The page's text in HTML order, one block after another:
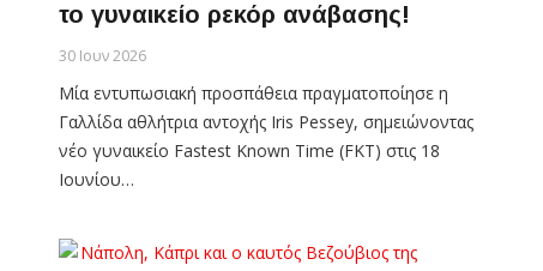
το γυναικείο ρεκόρ ανάβασης!
30 Ιουν 2026
Μία εντυπωσιακή προσπάθεια πραγματοποίησε η
Γαλλίδα αθλήτρια αντοχής Iris Pessey, σημειώνοντας
νέο γυναικείο Fastest Known Time (FKT) στις 18
Ιουνίου…